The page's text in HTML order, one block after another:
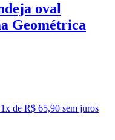
oval
Geométrica
1x de R$ 65,90 sem juros